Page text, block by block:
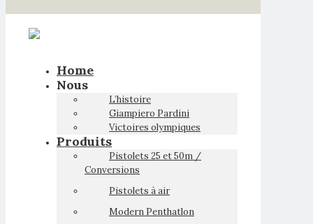
Home
Nous
L’histoire
Giampiero Pardini
Victoires olympiques
Produits
Pistolets 25 et 50m /
Conversions
Pistolets à air
Modern Penthatlon